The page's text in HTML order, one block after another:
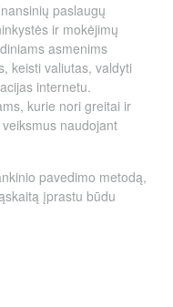
paslaugų
ir mokėjimų
asmenims
keisti valiutas, valdyti
internetu.
kurie nori greitai ir
naudojant
pavedimo metodą,
įprastu būdu